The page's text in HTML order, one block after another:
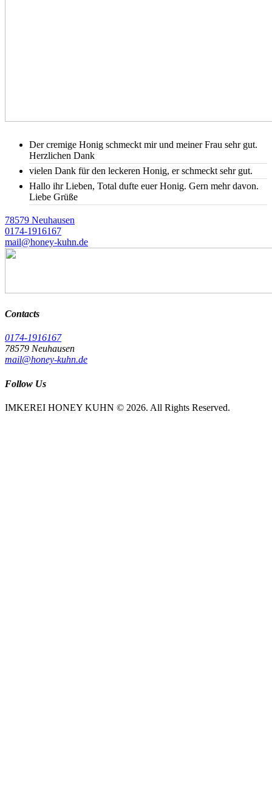
Der cremige Honig schmeckt mir und meiner Frau sehr gut.
Herzlichen Dank
vielen Dank für den leckeren Honig, er schmeckt sehr gut.
Hallo ihr Lieben, Total dufte euer Honig. Gern mehr davon.
Liebe Grüße
78579 Neuhausen
0174-1916167
mail@honey-kuhn.de
Contacts
0174-1916167
78579 Neuhausen
mail@honey-kuhn.de
Follow Us
IMKEREI HONEY KUHN © 2026. All Rights Reserved.